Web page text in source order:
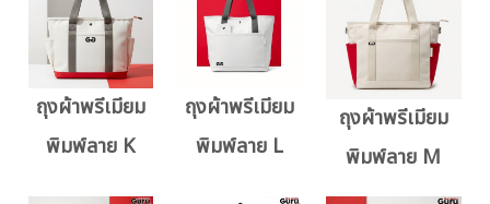
ถุงผ้าพรีเมียม
พิมพ์ลาย K
ถุงผ้าพรีเมียม
พิมพ์ลาย L
ถุงผ้าพรีเมียม
พิมพ์ลาย M